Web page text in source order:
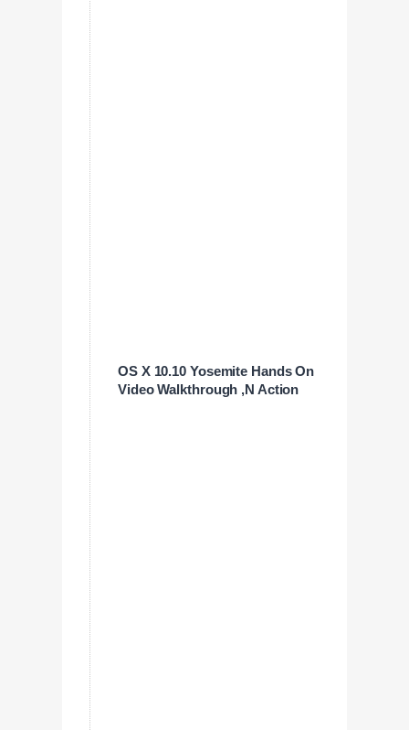
OS X 10.10 Yosemite Hands On
Video Walkthrough ‚N Action